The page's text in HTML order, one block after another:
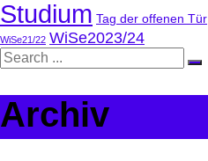
Studium Tag der offenen Tür
WiSe21/22 WiSe2023/24
Archiv